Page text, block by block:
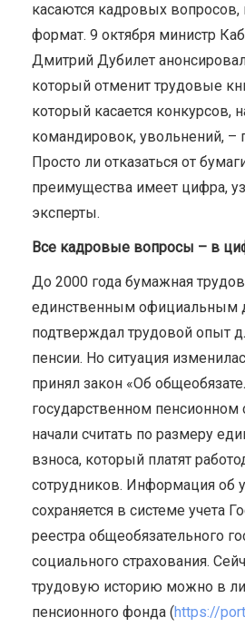
касаются кадровых
формат. 9 октября министр
Дмитрий Дубилет
который отменит трудовые
который касается конкурсов,
командировок, увольнений, –
Просто ли отказаться от
преимущества имеет цифра,
эксперты.
Все кадровые вопросы – в
До 2000 года бумажная
единственным официальным
подтверждал трудовой опыт
пенсии. Но ситуация
принял закон «Об
государственном пенсионном
начали считать по размеру
взноса, который платят
сотрудников. Информация об
сохраняется в системе учета
реестра общеобязательного
социального страхования.
трудовую историю можно в
пенсионного фонда (https://